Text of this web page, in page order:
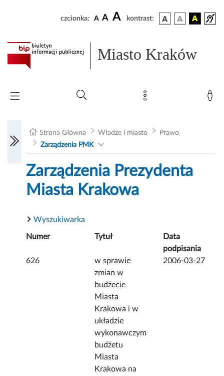
czcionka: A A A kontrast:
Miasto Kraków
Strona Główna Władze i miasto
Prawo
Zarządzenia PMK
Zarządzenia Prezydenta
Miasta Krakowa
Wyszukiwarka
Numer Tytuł
Data
podpisania
626
w sprawie
zmian w
budżecie
Miasta
Krakowa i w
układzie
wykonawczym
budżetu
Miasta
Krakowa na
2006-03-27